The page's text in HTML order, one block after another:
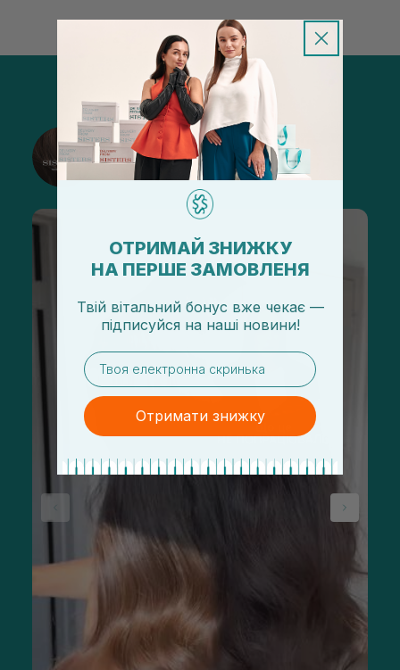
@sisters_stelmakh в Instagram
Подписаться
ОТРИМАЙ ЗНИЖКУ
НА ПЕРШЕ ЗАМОВЛЕНЯ
Твій вітальний бонус вже чекає —
підписуйся на наші новини!
email
Отримати знижку